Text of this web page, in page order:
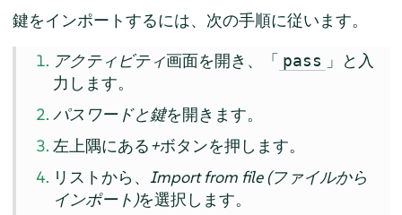
鍵をインポートするには、次の手順に従います。
アクティビティ画面を開き、「 pass 」と入
力します。
パスワードと鍵を開きます。
左上隅にある+ボタンを押します。
リストから、Import from file (ファイルから
インポート)を選択します。